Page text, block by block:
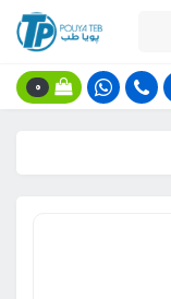
0